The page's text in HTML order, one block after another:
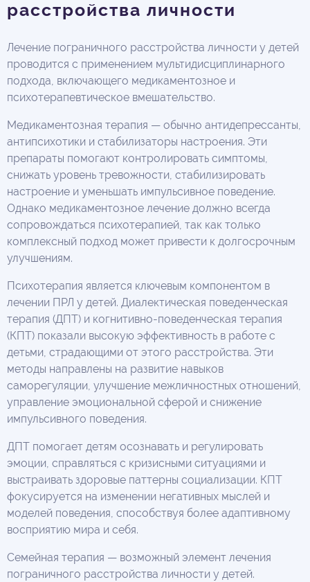
расстройства личности
Лечение пограничного расстройства личности у детей
проводится с применением мультидисциплинарного
подхода, включающего медикаментозное и
психотерапевтическое вмешательство.
Медикаментозная терапия — обычно антидепрессанты,
антипсихотики и стабилизаторы настроения. Эти
препараты помогают контролировать симптомы,
снижать уровень тревожности, стабилизировать
настроение и уменьшать импульсивное поведение.
Однако медикаментозное лечение должно всегда
сопровождаться психотерапией, так как только
комплексный подход может привести к долгосрочным
улучшениям.
Психотерапия является ключевым компонентом в
лечении ПРЛ у детей. Диалектическая поведенческая
терапия (ДПТ) и когнитивно-поведенческая терапия
(КПТ) показали высокую эффективность в работе с
детьми, страдающими от этого расстройства. Эти
методы направлены на развитие навыков
саморегуляции, улучшение межличностных отношений,
управление эмоциональной сферой и снижение
импульсивного поведения.
ДПТ помогает детям осознавать и регулировать
эмоции, справляться с кризисными ситуациями и
выстраивать здоровые паттерны социализации. КПТ
фокусируется на изменении негативных мыслей и
моделей поведения, способствуя более адаптивному
восприятию мира и себя.
Семейная терапия — возможный элемент лечения
пограничного расстройства личности у детей.